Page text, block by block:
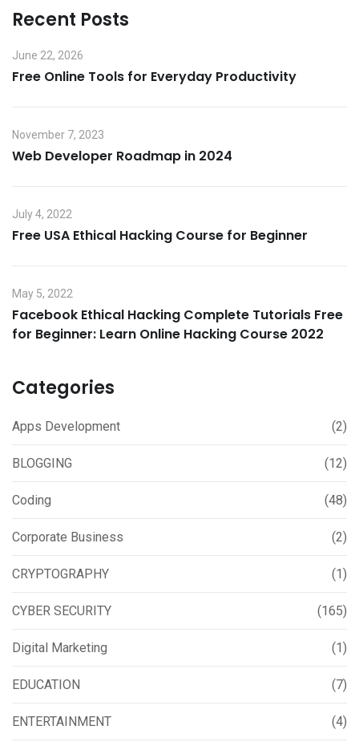
Recent Posts
June 22, 2026
Free Online Tools for Everyday Productivity
November 7, 2023
Web Developer Roadmap in 2024
July 4, 2022
Free USA Ethical Hacking Course for Beginner
May 5, 2022
Facebook Ethical Hacking Complete Tutorials Free
for Beginner: Learn Online Hacking Course 2022
Categories
Apps Development (2)
BLOGGING (12)
Coding (48)
Corporate Business (2)
CRYPTOGRAPHY (1)
CYBER SECURITY (165)
Digital Marketing (1)
EDUCATION (7)
ENTERTAINMENT (4)